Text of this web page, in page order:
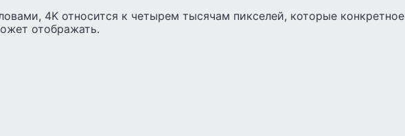
4K относится к четырем тысячам пикселей, которые конкретное
отображать.